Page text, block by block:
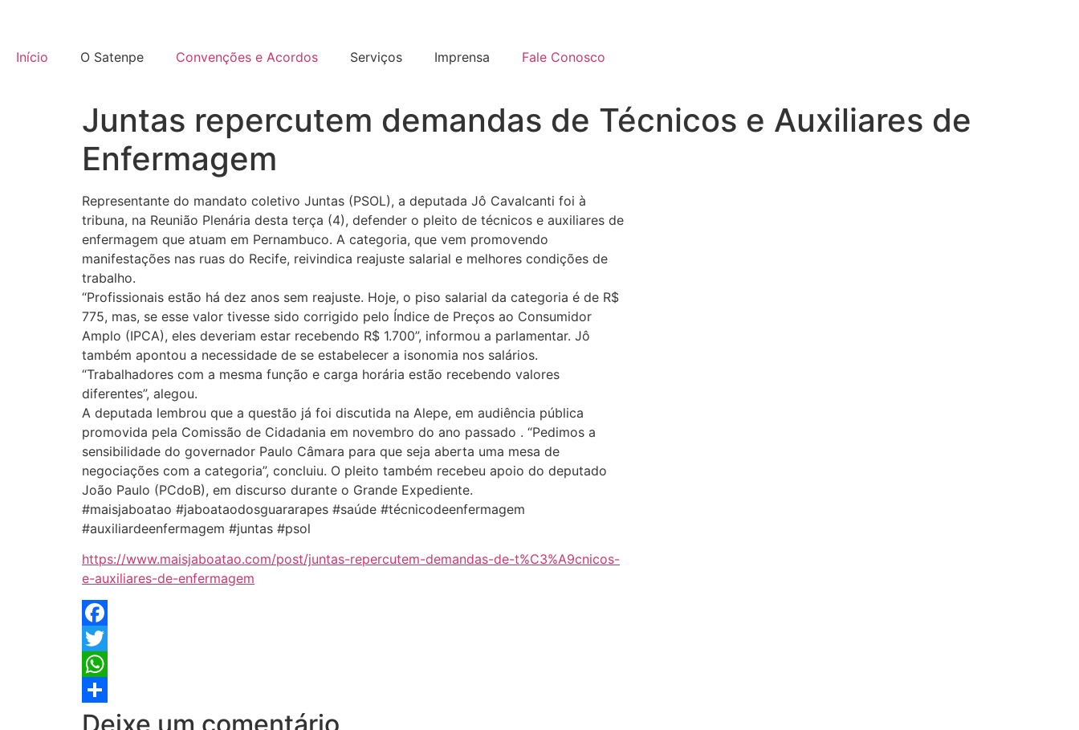
Início O Satenpe Convenções e Acordos Serviços Imprensa Fale Conosco
Juntas repercutem demandas de Técnicos e Auxiliares de
Enfermagem
Representante do mandato coletivo Juntas (PSOL), a deputada Jô Cavalcanti foi à
tribuna, na Reunião Plenária desta terça (4), defender o pleito de técnicos e auxiliares de
enfermagem que atuam em Pernambuco. A categoria, que vem promovendo
manifestações nas ruas do Recife, reivindica reajuste salarial e melhores condições de
trabalho.
“Profissionais estão há dez anos sem reajuste. Hoje, o piso salarial da categoria é de R$
775, mas, se esse valor tivesse sido corrigido pelo Índice de Preços ao Consumidor
Amplo (IPCA), eles deveriam estar recebendo R$ 1.700”, informou a parlamentar. Jô
também apontou a necessidade de se estabelecer a isonomia nos salários.
“Trabalhadores com a mesma função e carga horária estão recebendo valores
diferentes”, alegou.
A deputada lembrou que a questão já foi discutida na Alepe, em audiência pública
promovida pela Comissão de Cidadania em novembro do ano passado . “Pedimos a
sensibilidade do governador Paulo Câmara para que seja aberta uma mesa de
negociações com a categoria”, concluiu. O pleito também recebeu apoio do deputado
João Paulo (PCdoB), em discurso durante o Grande Expediente.
#maisjaboatao #jaboataodosguararapes #saúde #técnicodeenfermagem
#auxiliardeenfermagem #juntas #psol
https://www.maisjaboatao.com/post/juntas-repercutem-demandas-de-t%C3%A9cnicos-
e-auxiliares-de-enfermagem
Facebook
Twitter
WhatsApp
Share